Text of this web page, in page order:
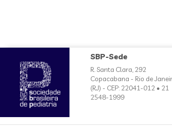
SBP-Sede
R. Santa Clara, 292
Copacabana - Rio de
(RJ) - CEP: 22041-012 • 21
2548-1999